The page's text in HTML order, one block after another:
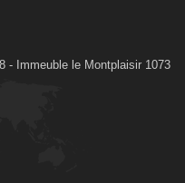
- Immeuble le Montplaisir 1073